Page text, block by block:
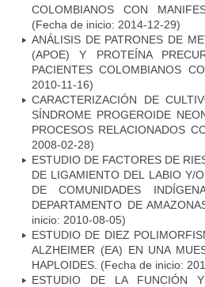
COLOMBIANOS CON
(Fecha de inicio: 2014-12-29)
ANÁLISIS DE PATRONES DE
(APOE) Y PROTEÍNA
PACIENTES COLOMBIANOS
2010-11-16)
CARACTERIZACIÓN DE
SÍNDROME PROGEROIDE
PROCESOS RELACIONADOS
2008-02-28)
ESTUDIO DE FACTORES DE
DE LIGAMIENTO DEL LABIO Y/
DE COMUNIDADES
DEPARTAMENTO DE
inicio: 2010-08-05)
ESTUDIO DE DIEZ
ALZHEIMER (EA) EN UNA
HAPLOIDES. (Fecha de inicio:
ESTUDIO DE LA FUNCIÓN